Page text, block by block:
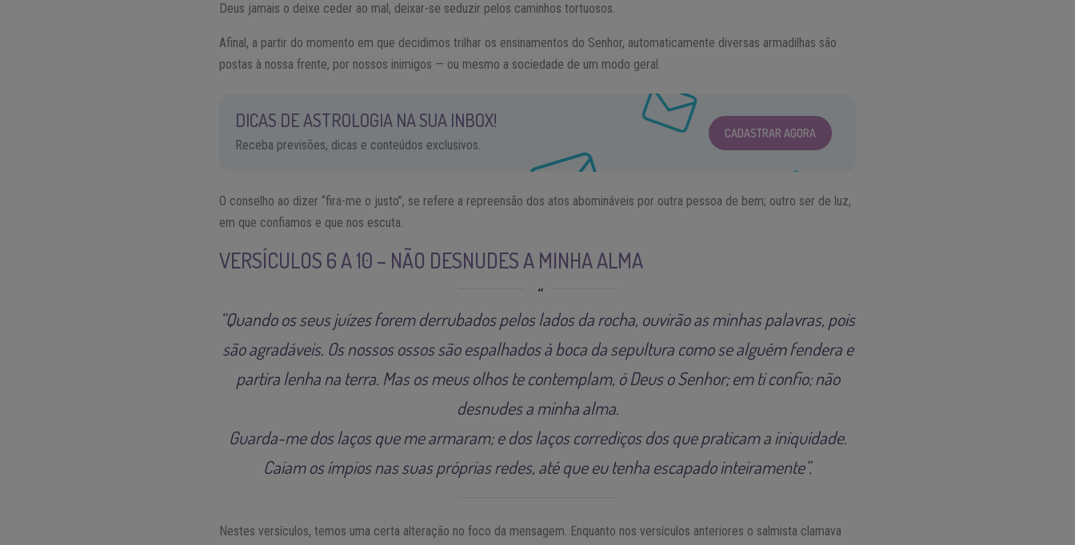
Deus jamais o deixe ceder ao mal, deixar-se seduzir pelos caminhos tortuosos.
Afinal, a partir do momento em que decidimos trilhar os ensinamentos do Senhor, automaticamente diversas armadilhas são
postas à nossa frente, por nossos inimigos — ou mesmo a sociedade de um modo geral.
DICAS DE ASTROLOGIA NA SUA INBOX!
Receba previsões, dicas e conteúdos exclusivos.
CADASTRAR AGORA
O conselho ao dizer “fira-me o justo”, se refere a repreensão dos atos abomináveis por outra pessoa de bem; outro ser de luz,
em que confiamos e que nos escuta.
VERSÍCULOS 6 A 10 – NÃO DESNUDES A MINHA ALMA
“Quando os seus juízes forem derrubados pelos lados da rocha, ouvirão as minhas palavras, pois
são agradáveis. Os nossos ossos são espalhados à boca da sepultura como se alguém fendera e
partira lenha na terra. Mas os meus olhos te contemplam, ó Deus o Senhor; em ti confio; não
desnudes a minha alma.
Guarda-me dos laços que me armaram; e dos laços corrediços dos que praticam a iniquidade.
Caiam os ímpios nas suas próprias redes, até que eu tenha escapado inteiramente”.
Nestes versículos, temos uma certa alteração no foco da mensagem. Enquanto nos versículos anteriores o salmista clamava